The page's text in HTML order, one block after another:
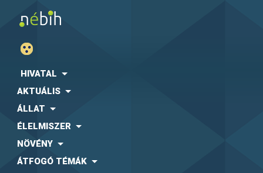
HIVATAL
AKTUÁLIS
ÁLLAT
ÉLELMISZER
NÖVÉNY
ÁTFOGÓ TÉMÁK